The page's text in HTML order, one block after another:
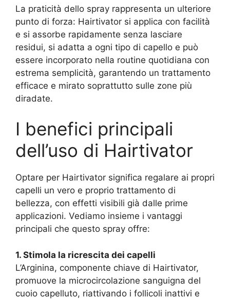
La praticità dello spray rappresenta un ulteriore
punto di forza: Hairtivator si applica con facilità
e si assorbe rapidamente senza lasciare
residui, si adatta a ogni tipo di capello e può
essere incorporato nella routine quotidiana con
estrema semplicità, garantendo un trattamento
efficace e mirato soprattutto sulle zone più
diradate.
I benefici principali
dell’uso di Hairtivator
Optare per Hairtivator significa regalare ai propri
capelli un vero e proprio trattamento di
bellezza, con effetti visibili già dalle prime
applicazioni. Vediamo insieme i vantaggi
principali che questo spray offre:
1. Stimola la ricrescita dei capelli
L’Arginina, componente chiave di Hairtivator,
promuove la microcircolazione sanguigna del
cuoio capelluto, riattivando i follicoli inattivi e